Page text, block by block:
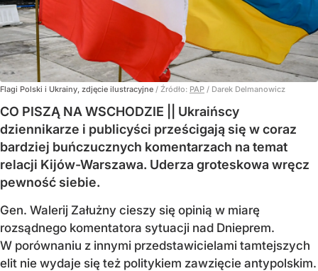
Flagi Polski i Ukrainy, zdjęcie ilustracyjne / Źródło: PAP / Darek Delmanowicz
CO PISZĄ NA WSCHODZIE || Ukraińscy
dziennikarze i publicyści prześcigają się w coraz
bardziej buńczucznych komentarzach na temat
relacji Kijów-Warszawa. Uderza groteskowa wręcz
pewność siebie.
Gen. Walerij Załużny cieszy się opinią w miarę
rozsądnego komentatora sytuacji nad Dnieprem.
W porównaniu z innymi przedstawicielami tamtejszych
elit nie wydaje się też politykiem zawzięcie antypolskim.